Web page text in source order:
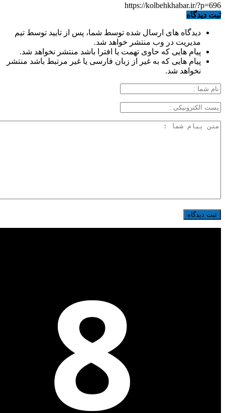
https://kolbehkhabar.ir/?p=696
ثبت دیدگاه
دیدگاه های ارسال شده توسط شما، پس از تایید توسط تیم
مدیریت در وب منتشر خواهد شد.
پیام هایی که حاوی تهمت یا افترا باشد منتشر نخواهد شد.
پیام هایی که به غیر از زبان فارسی یا غیر مرتبط باشد منتشر
نخواهد شد.